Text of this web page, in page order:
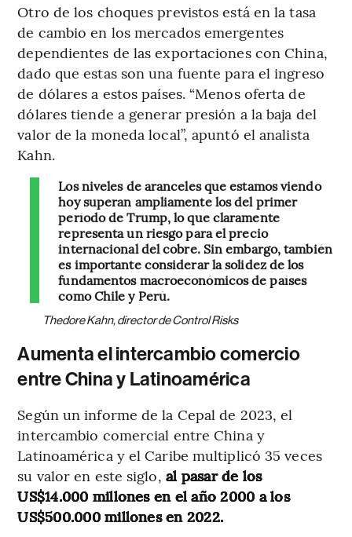
Otro de los choques previstos está en la tasa
de cambio en los mercados emergentes
dependientes de las exportaciones con China,
dado que estas son una fuente para el ingreso
de dólares a estos países. “Menos oferta de
dólares tiende a generar presión a la baja del
valor de la moneda local”, apuntó el analista
Kahn.
Los niveles de aranceles que estamos viendo
hoy superan ampliamente los del primer
período de Trump, lo que claramente
representa un riesgo para el precio
internacional del cobre. Sin embargo, también
es importante considerar la solidez de los
fundamentos macroeconómicos de países
como Chile y Perú.
Thedore Kahn, director de Control Risks
Aumenta el intercambio comercio
entre China y Latinoamérica
Según un informe de la Cepal de 2023, el
intercambio comercial entre China y
Latinoamérica y el Caribe multiplicó 35 veces
su valor en este siglo, al pasar de los
US$14.000 millones en el año 2000 a los
US$500.000 millones en 2022.